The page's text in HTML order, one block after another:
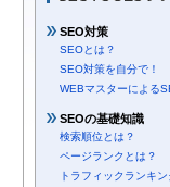
SEO対策
SEOとは？
SEO対策を自分で！
WEBマスターによる
SEOの基礎知識
検索順位とは？
ページランクとは？
トラフィックランキン